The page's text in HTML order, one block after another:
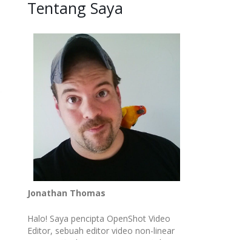
Tentang Saya
Jonathan Thomas
Halo! Saya pencipta OpenShot Video
Editor, sebuah editor video non-linear